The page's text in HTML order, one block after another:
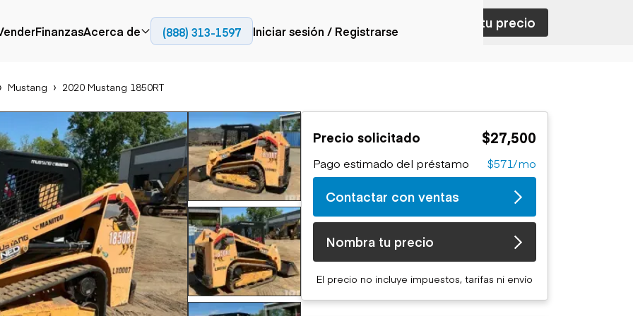
Aérea
Camiones con
plataforma
Grúas
Carretillas elevadoras
Ascensores
Manipuladores
telescópicos
Movimiento de
tierra
Retroexcavadoras
Topadoras
Cargadoras compactas
Pavimentación
Fresadoras en frío
Compactadores
Adoquines
Recuperadores de
carreteras
Generación de
energía
Generadores
Camiones articulados
Camiones con
plataforma
Camiones volquetes
Camiones de
transporte
Camiones fuera de
carretera
Camiones de servicio
Camiones especiales
Camiones con
remolque cisterna
FinanzasAcerca de
Recursos
Blog
(888) 313-1597 Iniciar sesión / Registrarse
Mustang 2020 Mustang 1850RT
Contactar con ventas Nombra tu precio
Precio solicitado $27,500
Pago estimado del préstamo $571/mo
Contactar con ventas
Nombra tu precio
El precio no incluye impuestos, tarifas ni envío